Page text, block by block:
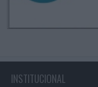
INSTITUCIONAL